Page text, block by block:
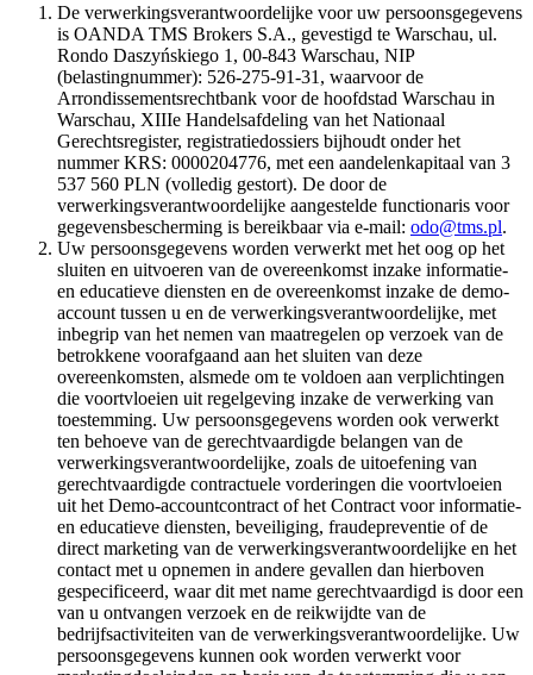
De verwerkingsverantwoordelijke voor uw persoonsgegevens
is OANDA TMS Brokers S.A., gevestigd te Warschau, ul.
Rondo Daszyńskiego 1, 00-843 Warschau, NIP
(belastingnummer): 526-275-91-31, waarvoor de
Arrondissementsrechtbank voor de hoofdstad Warschau in
Warschau, XIIIe Handelsafdeling van het Nationaal
Gerechtsregister, registratiedossiers bijhoudt onder het
nummer KRS: 0000204776, met een aandelenkapitaal van 3
537 560 PLN (volledig gestort). De door de
verwerkingsverantwoordelijke aangestelde functionaris voor
gegevensbescherming is bereikbaar via e-mail: odo@tms.pl.
Uw persoonsgegevens worden verwerkt met het oog op het
sluiten en uitvoeren van de overeenkomst inzake informatie-
en educatieve diensten en de overeenkomst inzake de demo-
account tussen u en de verwerkingsverantwoordelijke, met
inbegrip van het nemen van maatregelen op verzoek van de
betrokkene voorafgaand aan het sluiten van deze
overeenkomsten, alsmede om te voldoen aan verplichtingen
die voortvloeien uit regelgeving inzake de verwerking van
toestemming. Uw persoonsgegevens worden ook verwerkt
ten behoeve van de gerechtvaardigde belangen van de
verwerkingsverantwoordelijke, zoals de uitoefening van
gerechtvaardigde contractuele vorderingen die voortvloeien
uit het Demo-accountcontract of het Contract voor informatie-
en educatieve diensten, beveiliging, fraudepreventie of de
direct marketing van de verwerkingsverantwoordelijke en het
contact met u opnemen in andere gevallen dan hierboven
gespecificeerd, waar dit met name gerechtvaardigd is door een
van u ontvangen verzoek en de reikwijdte van de
bedrijfsactiviteiten van de verwerkingsverantwoordelijke. Uw
persoonsgegevens kunnen ook worden verwerkt voor